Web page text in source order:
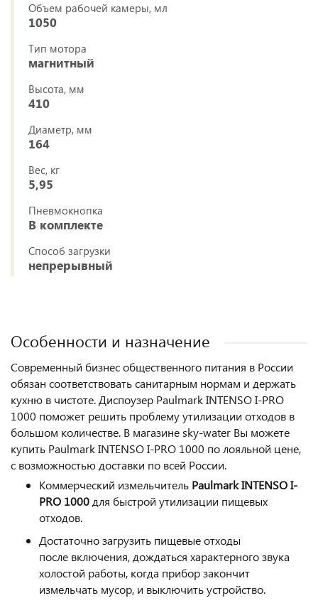
Объем рабочей камеры, мл
1050
Тип мотора
магнитный
Высота, мм
410
Диаметр, мм
164
Вес, кг
5,95
Пневмокнопка
В комплекте
Способ загрузки
непрерывный
Особенности и назначение
Современный бизнес общественного питания в России
обязан соответствовать санитарным нормам и держать
кухню в чистоте. Диспоузер Paulmark INTENSO I-PRO
1000 поможет решить проблему утилизации отходов в
большом количестве. В магазине sky-water Вы можете
купить Paulmark INTENSO I-PRO 1000 по лояльной цене,
с возможностью доставки по всей России.
Коммерческий измельчитель Paulmark INTENSOI-
PRO 1000 для быстрой утилизации пищевых
отходов.
Достаточно загрузить пищевые отходы
после включения, дождаться характерного звука
холостой работы, когда прибор закончит
измельчать мусор, и выключить устройство.